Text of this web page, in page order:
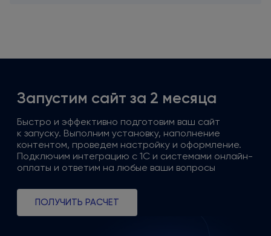
Запустим сайт за 2 месяца
Быстро и эффективно подготовим ваш сайт
к запуску. Выполним установку, наполнение
контентом, проведем настройку и оформление.
Подключим интеграцию с 1С и системами онлайн-
оплаты и ответим на любые ваши вопросы
ПОЛУЧИТЬ РАСЧЕТ